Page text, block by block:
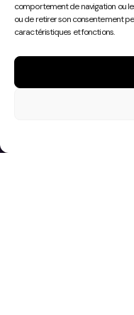
comportement de navigation ou
ou de retirer son consentement
caractéristiques et fonctions.